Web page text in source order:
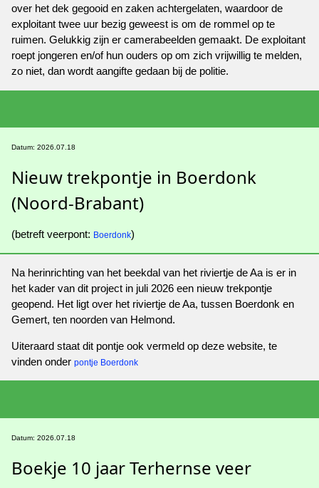
over het dek gegooid en zaken achtergelaten, waardoor de
exploitant twee uur bezig geweest is om de rommel op te
ruimen. Gelukkig zijn er camerabeelden gemaakt. De exploitant
roept jongeren en/of hun ouders op om zich vrijwillig te melden,
zo niet, dan wordt aangifte gedaan bij de politie.
Datum: 2026.07.18
Nieuw trekpontje in Boerdonk
(Noord-Brabant)
(betreft veerpont: Boerdonk)
Na herinrichting van het beekdal van het riviertje de Aa is er in
het kader van dit project in juli 2026 een nieuw trekpontje
geopend. Het ligt over het riviertje de Aa, tussen Boerdonk en
Gemert, ten noorden van Helmond.
Uiteraard staat dit pontje ook vermeld op deze website, te
vinden onder pontje Boerdonk
Datum: 2026.07.18
Boekje 10 jaar Terhernse veer